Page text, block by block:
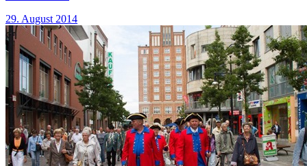
29. August 2014